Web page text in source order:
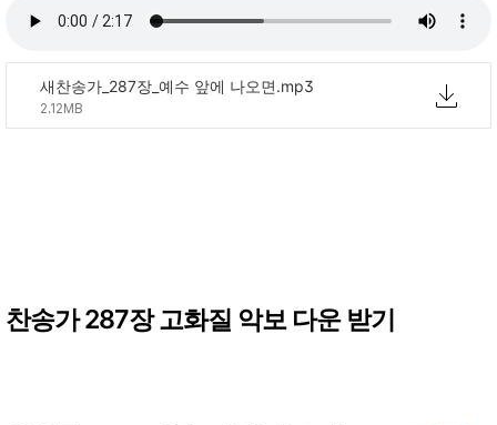
새찬송가_287장_예수 앞에 나오면.mp3
2.12MB
찬송가 287장 고화질 악보 다운 받기